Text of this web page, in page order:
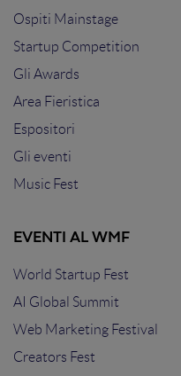
Ospiti Mainstage
Startup Competition
Gli Awards
Area Fieristica
Espositori
Gli eventi
Music Fest
EVENTI AL WMF
World Startup Fest
AI Global Summit
Web Marketing Festival
Creators Fest